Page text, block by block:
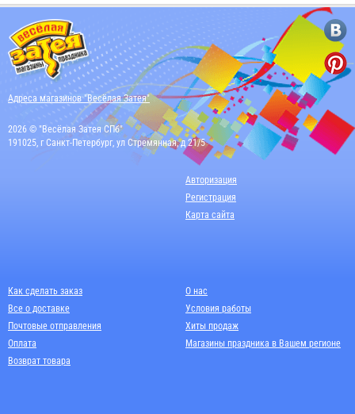
Адреса магазинов "Весёлая Затея"
2026 © "Весёлая Затея СПб"
191025, г Санкт-Петербург, ул Стремянная, д 21/5
Авторизация
Регистрация
Карта сайта
Как сделать заказ
Все о доставке
Почтовые отправления
Оплата
Возврат товара
О нас
Условия работы
Хиты продаж
Магазины праздника в Вашем регионе